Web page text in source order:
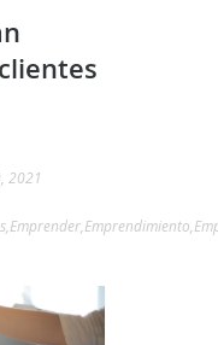
2021
,Emprender,Emprendimiento,